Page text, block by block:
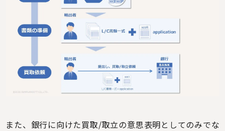
また、銀行に向けた買取/取立の意思表明としてのみでな